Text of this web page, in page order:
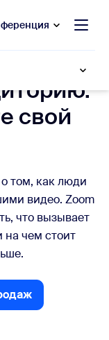
свой
том, как люди
видео. Zoom
что вызывает
на чем стоит
в отдел продаж